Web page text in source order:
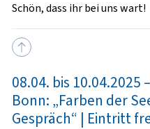
Schön, dass ihr bei uns wart!
08.04. bis 10.04.2025
Bonn: „Farben der
Gespräch“ | Eintritt